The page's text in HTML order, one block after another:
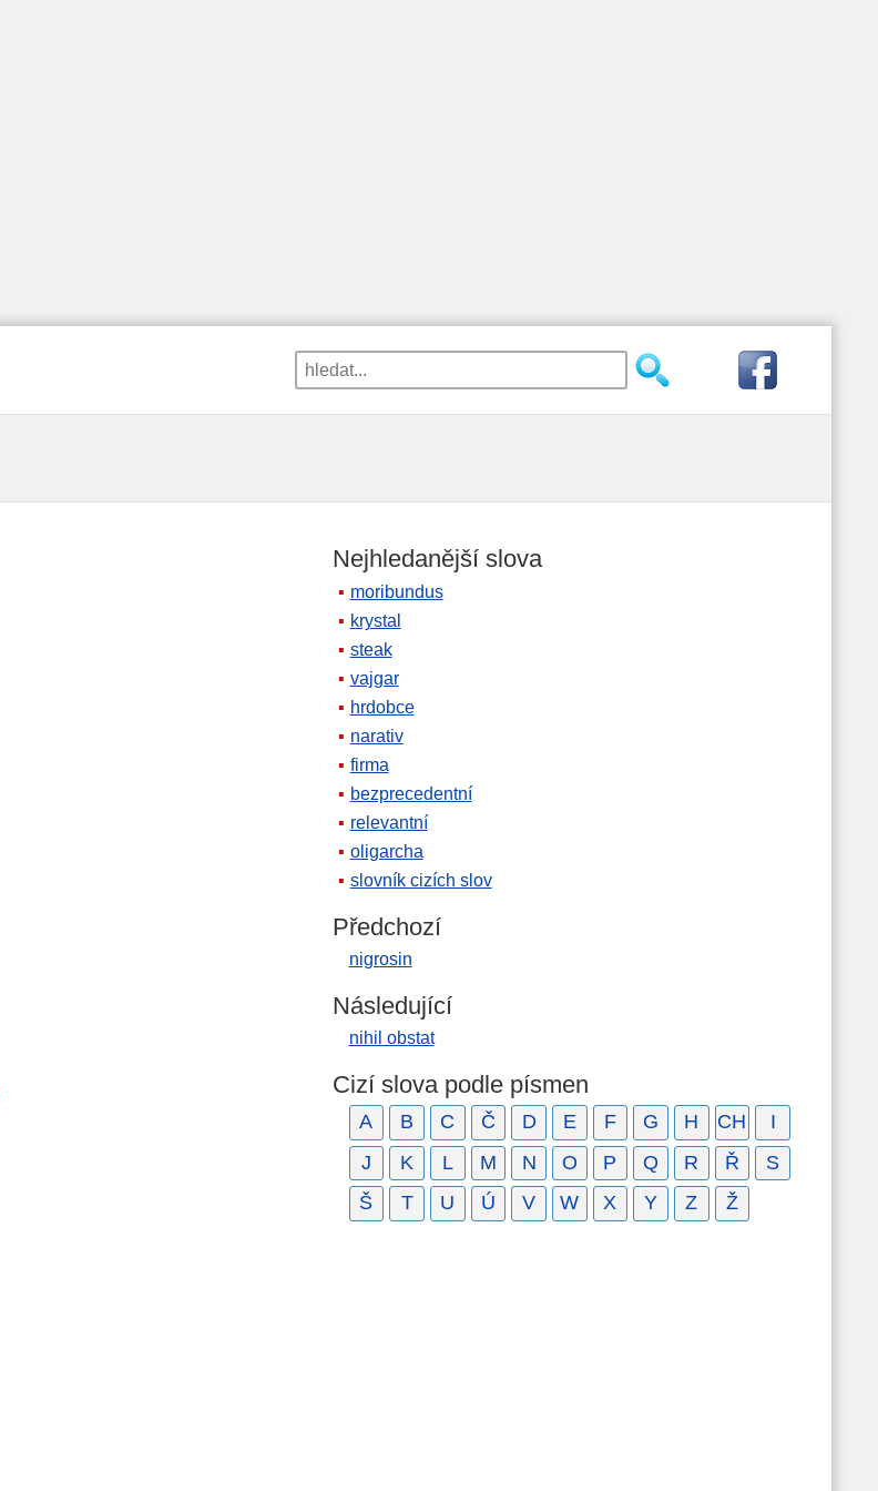
Nejhledanější slova
moribundus
krystal
steak
vajgar
hrdobce
narativ
firma
bezprecedentní
relevantní
oligarcha
slovník cizích slov
Předchozí
nigrosin
Následující
nihil obstat
Cizí slova podle písmen
A B C Č D E F G H CH
I
J
K L M N O P Q R Ř
S
Š
T U Ú V W X Y Z Ž